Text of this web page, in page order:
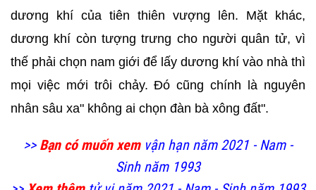
dương khí của tiên thiên vượng lên. Mặt khác,
dương khí còn tượng trưng cho người quân tử, vì
thế phải chọn nam giới để lấy dương khí vào nhà thì
mọi việc mới trôi chảy. Đó cũng chính là nguyên
nhân sâu xa" không ai chọn đàn bà xông đất".
>> Bạn có muốn xemvận hạn năm 2021 - Nam -
Sinh năm 1993